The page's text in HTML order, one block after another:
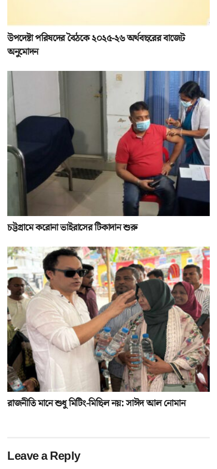
উপদেষ্টা পরিষদের বৈঠকে ২০২৫-২৬ অর্থবছরের বাজেট
অনুমোদন
চট্টগ্রামে করোনা ভাইরাসের টিকাদান শুরু
রাজনীতি মানে শুধু মিটিং-মিছিল নয়: সাঈদ আল নোমান
Leave a Reply